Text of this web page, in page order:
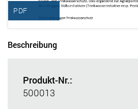
PDF
Beschreibung
Produkt-Nr.:
500013